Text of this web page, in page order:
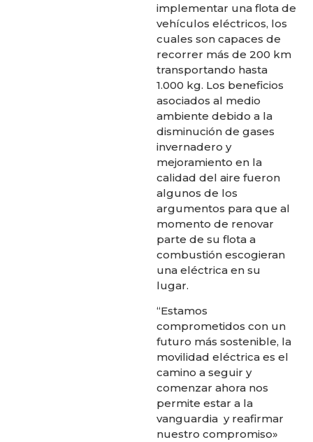
implementar una flota de
vehículos eléctricos, los
cuales son capaces de
recorrer más de 200 km
transportando hasta
1.000 kg. Los beneficios
asociados al medio
ambiente debido a la
disminución de gases
invernadero y
mejoramiento en la
calidad del aire fueron
algunos de los
argumentos para que al
momento de renovar
parte de su flota a
combustión escogieran
una eléctrica en su
lugar.
“Estamos
comprometidos con un
futuro más sostenible, la
movilidad eléctrica es el
camino a seguir y
comenzar ahora nos
permite estar a la
vanguardia y reafirmar
nuestro compromiso»